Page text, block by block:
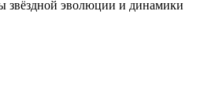
звёздной эволюции и динамики